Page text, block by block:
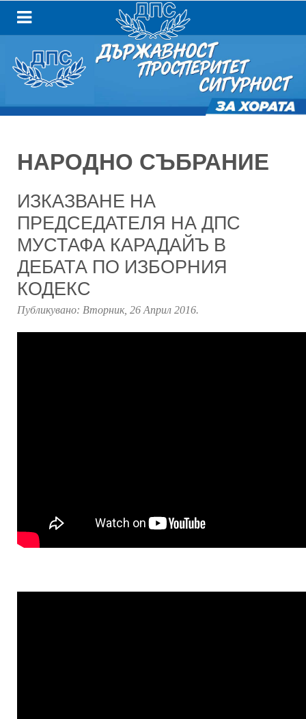
НАРОДНО СЪБРАНИЕ
ИЗКАЗВАНЕ НА
ПРЕДСЕДАТЕЛЯ НА ДПС
МУСТАФА КАРАДАЙЪ В
ДЕБАТА ПО ИЗБОРНИЯ
КОДЕКС
Публикувано: Вторник, 26 Април 2016.